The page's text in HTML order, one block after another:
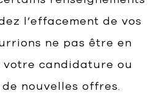
l’effacement de vos
ne pas être en
candidature ou
nouvelles offres.